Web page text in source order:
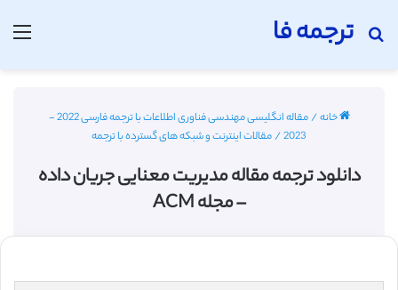
ترجمه فا
جستجو برای
خانه/
مقاله انگلیسی مهندسی فناوری اطلاعات با ترجمه فارسی 2022 -
2023
/مقالات اینترنت و شبکه های گسترده با ترجمه
دانلود ترجمه مقاله مدیریت معنایی جریان داده
– مجله ACM